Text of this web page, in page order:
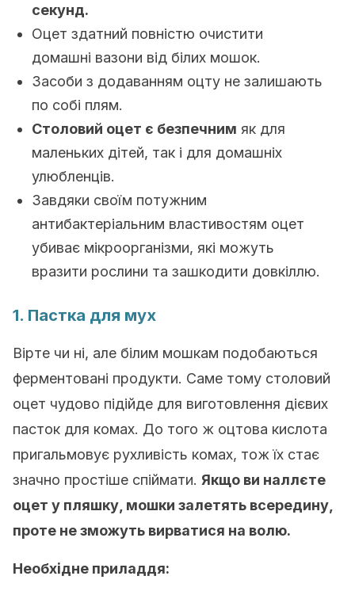
секунд.
Оцет здатний повністю очистити
домашні вазони від білих мошок.
Засоби з додаванням оцту не залишають
по собі плям.
Столовий оцет є безпечним як для
маленьких дітей, так і для домашніх
улюбленців.
Завдяки своїм потужним
антибактеріальним властивостям оцет
убиває мікроорганізми, які можуть
вразити рослини та зашкодити довкіллю.
1. Пастка для мух
Вірте чи ні, але білим мошкам подобаються
ферментовані продукти. Саме тому столовий
оцет чудово підійде для виготовлення дієвих
пасток для комах. До того ж оцтова кислота
пригальмовує рухливість комах, тож їх стає
значно простіше спіймати. Якщо ви наллєте
оцет у пляшку, мошки залетять всередину,
проте не зможуть вирватися на волю.
Необхідне приладдя: